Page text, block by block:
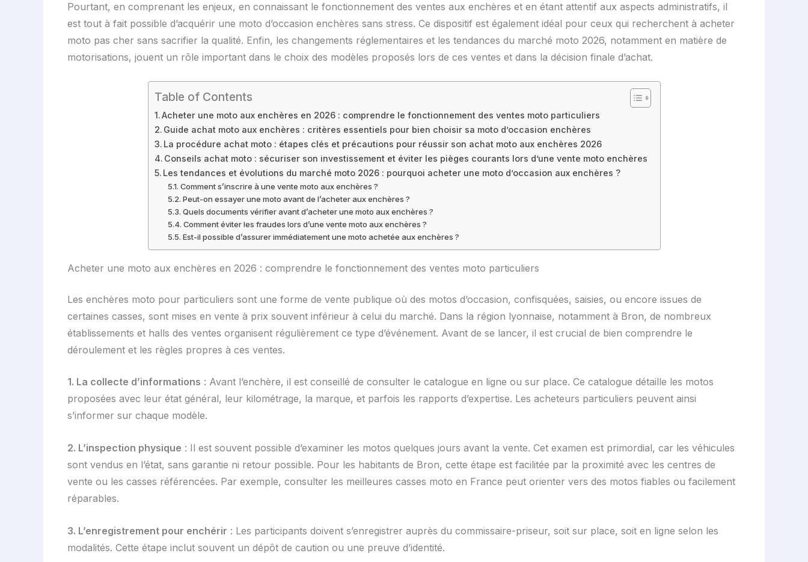
Pourtant, en comprenant les enjeux, en connaissant le fonctionnement des ventes aux enchères et en étant attentif aux aspects administratifs, il
est tout à fait possible d’acquérir une moto d’occasion enchères sans stress. Ce dispositif est également idéal pour ceux qui recherchent à acheter
moto pas cher sans sacrifier la qualité. Enfin, les changements réglementaires et les tendances du marché moto 2026, notamment en matière de
motorisations, jouent un rôle important dans le choix des modèles proposés lors de ces ventes et dans la décision finale d’achat.
Table of Contents
Acheter une moto aux enchères en 2026 : comprendre le fonctionnement des ventes moto particuliers
Guide achat moto aux enchères : critères essentiels pour bien choisir sa moto d’occasion enchères
La procédure achat moto : étapes clés et précautions pour réussir son achat moto aux enchères 2026
Conseils achat moto : sécuriser son investissement et éviter les pièges courants lors d’une vente moto enchères
Les tendances et évolutions du marché moto 2026 : pourquoi acheter une moto d’occasion aux enchères ?
Comment s’inscrire à une vente moto aux enchères ?
Peut-on essayer une moto avant de l’acheter aux enchères ?
Quels documents vérifier avant d’acheter une moto aux enchères ?
Comment éviter les fraudes lors d’une vente moto aux enchères ?
Est-il possible d’assurer immédiatement une moto achetée aux enchères ?
Acheter une moto aux enchères en 2026 : comprendre le fonctionnement des ventes moto particuliers
Les enchères moto pour particuliers sont une forme de vente publique où des motos d’occasion, confisquées, saisies, ou encore issues de
certaines casses, sont mises en vente à prix souvent inférieur à celui du marché. Dans la région lyonnaise, notamment à Bron, de nombreux
établissements et halls des ventes organisent régulièrement ce type d’événement. Avant de se lancer, il est crucial de bien comprendre le
déroulement et les règles propres à ces ventes.
1. La collecte d’informations : Avant l’enchère, il est conseillé de consulter le catalogue en ligne ou sur place. Ce catalogue détaille les motos
proposées avec leur état général, leur kilométrage, la marque, et parfois les rapports d’expertise. Les acheteurs particuliers peuvent ainsi
s’informer sur chaque modèle.
2. L’inspection physique : Il est souvent possible d’examiner les motos quelques jours avant la vente. Cet examen est primordial, car les véhicules
sont vendus en l’état, sans garantie ni retour possible. Pour les habitants de Bron, cette étape est facilitée par la proximité avec les centres de
vente ou les casses référencées. Par exemple, consulter les meilleures casses moto en France peut orienter vers des motos fiables ou facilement
réparables.
3. L’enregistrement pour enchérir : Les participants doivent s’enregistrer auprès du commissaire-priseur, soit sur place, soit en ligne selon les
modalités. Cette étape inclut souvent un dépôt de caution ou une preuve d’identité.